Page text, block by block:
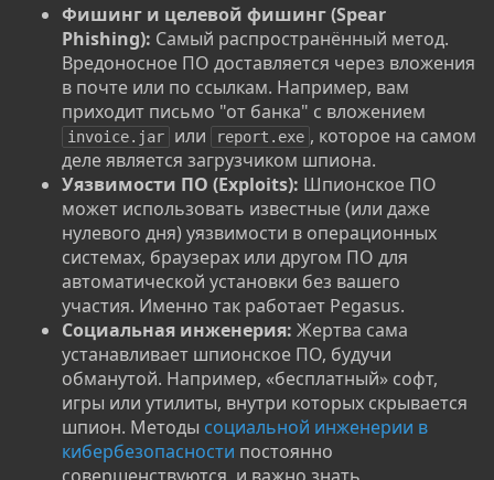
Фишинг и целевой фишинг (Spear
Phishing): Самый распространённый метод.
Вредоносное ПО доставляется через вложения
в почте или по ссылкам. Например, вам
приходит письмо "от банка" с вложением
invoice.jar или report.exe , которое на самом
деле является загрузчиком шпиона.
Уязвимости ПО (Exploits): Шпионское ПО
может использовать известные (или даже
нулевого дня) уязвимости в операционных
системах, браузерах или другом ПО для
автоматической установки без вашего
участия. Именно так работает Pegasus.
Социальная инженерия: Жертва сама
устанавливает шпионское ПО, будучи
обманутой. Например, «бесплатный» софт,
игры или утилиты, внутри которых скрывается
шпион. Методы социальной инженерии в
кибербезопасности постоянно